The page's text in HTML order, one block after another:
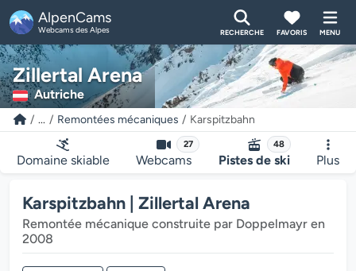
AlpenCams
Webcams des Alpes RECHERCHE FAVORIS MENU
Zillertal Arena
Autriche
... Remontées mécaniques Karspitzbahn
Domaine skiable
27
Webcams
48
Pistes de ski Plus
Karspitzbahn | Zillertal Arena
Remontée mécanique construite par Doppelmayr en
2008